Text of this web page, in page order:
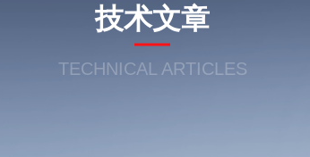
技术文章
TECHNICAL ARTICLES